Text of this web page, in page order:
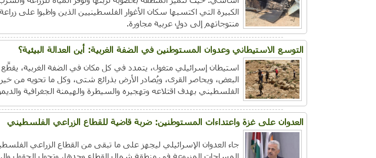
الكبيرة التي اكتسبها سكان الأغوار الفلسطينيين الذين واظبوا على
منتوجاتهم إلى دولٍ عربية مجاورة.
التوسع الاستيطاني وعدوان المستوطنين في الضفة الغربية: أين العدالة البيئية؟
استيطان إسرائيلي متغول، يتمدد في كل مكان في الضفة الغربية،
البعض، ويحاصر القرى، ويُصادر الأرض بذرائع شتى، وكل ما تحويه من
الفلسطيني بهدف اقتلاعه وتهجيره والسيطرة والهيمنة الجغرافية
العدوان على غزة واعتداءات المستوطنين: ضربة قاضية للقطاع الزراعي الفلسطيني
جاء العدوان الإسرائيلي ليجهز على ما تبقى من القطاع الزراعي